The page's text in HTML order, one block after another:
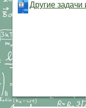
Другие задачи